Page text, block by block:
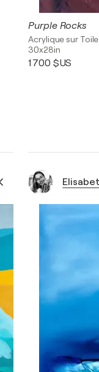
Purple Rocks
Acrylique sur Toile
30x28in
1 700 $US